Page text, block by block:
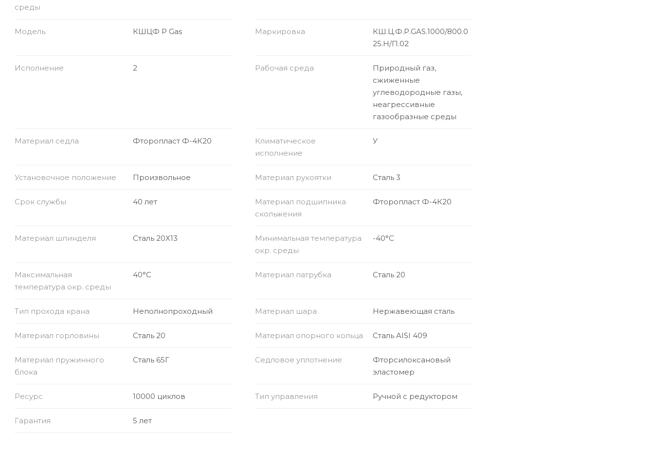
среды
Модель КШЦФ Р Gas Маркировка
КШ.Ц.Ф.Р.GAS.1000/800.0
25.Н/П.02
Исполнение 2 Рабочая среда
Природный газ,
сжиженные
углеводородные газы,
неагрессивные
газообразные среды
Материал седла Фторопласт Ф-4К20
Климатическое
исполнение
У
Установочное положение Произвольное Материал рукоятки Сталь 3
Срок службы 40 лет
Материал подшипника
скольжения
Фторопласт Ф-4К20
Материал шпинделя Сталь 20X13
Минимальная температура
окр. среды
-40°C
Максимальная
температура окр. среды
40°C Материал патрубка Сталь 20
Тип прохода крана Неполнопроходный Материал шара Нержавеющая сталь
Материал горловины Сталь 20 Материал опорного кольца Сталь AISI 409
Материал пружинного
блока
Сталь 65Г Седловое уплотнение
Фторсилоксановый
эластомер
Ресурс 10000 циклов Тип управления Ручной с редуктором
Гарантия 5 лет